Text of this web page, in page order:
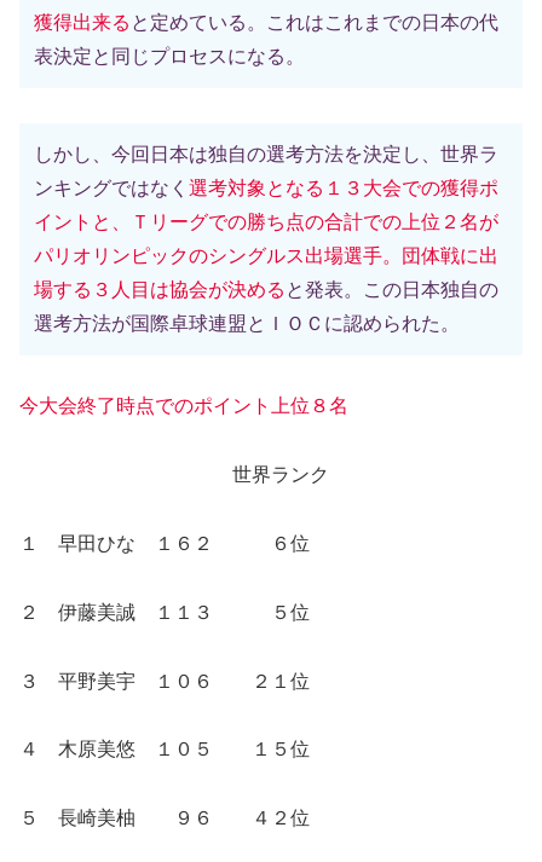
獲得出来る と定めている。これはこれまでの日本の代
表決定と同じプロセスになる。
しかし、今回日本は独自の選考方法を決定し、世界ラ
ンキングではなく 選考対象となる１３大会での獲得ポ
イントと、Ｔリーグでの勝ち点の合計での上位２名が
パリオリンピックのシングルス出場選手。団体戦に出
場する３人目は協会が決める と発表。この日本独自の
選考方法が国際卓球連盟とＩＯＣに認められた。
今大会終了時点でのポイント上位８名
世界ランク
１ 早田ひな １６２ ６位
２ 伊藤美誠 １１３ ５位
３ 平野美宇 １０６ ２１位
４ 木原美悠 １０５ １５位
５ 長崎美柚 ９６ ４２位